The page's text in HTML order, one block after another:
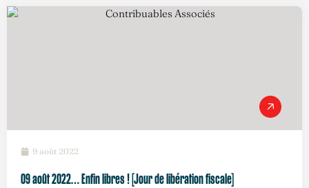
9 août 2022
09 août 2022… Enfin libres ! [Jour de libération fiscale]